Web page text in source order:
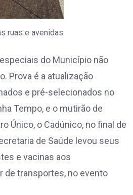
ruas e avenidas
do Município não
Prova é a atualização
e pré-selecionados no
Tempo, e o mutirão de
Único, o Cadúnico, no final de
de Saúde levou seus
e vacinas aos
de transportes, no evento